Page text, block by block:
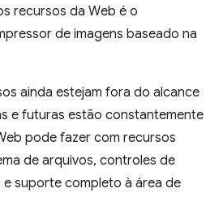
recursos da Web é o
de imagens baseado na
ainda estejam fora do alcance
e futuras estão constantemente
pode fazer com recursos
de arquivos, controles de
e suporte completo à área de